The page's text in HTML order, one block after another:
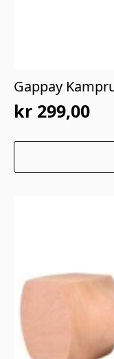
Gappay
kr 299,00